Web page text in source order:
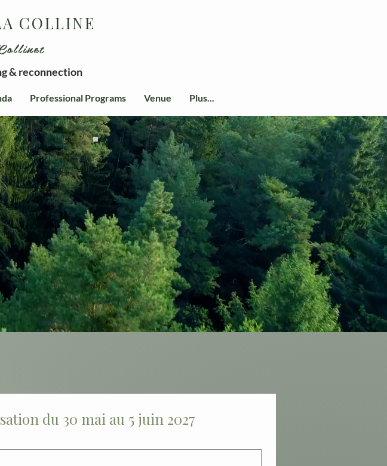
COLLINE
& reconnection
Professional Programs Venue Plus...
du 30 mai au 5 juin 2027